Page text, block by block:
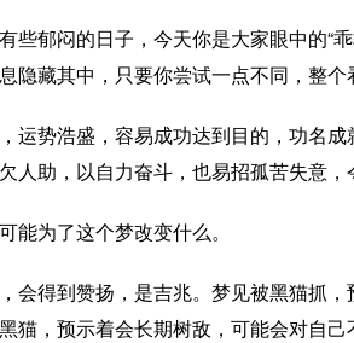
郁闷的日子，今天你是大家眼中的“乖
藏其中，只要你尝试一点不同，整个
运势浩盛，容易成功达到目的，功名
助，以自力奋斗，也易招孤苦失意，
能为了这个梦改变什么。
会得到赞扬，是吉兆。梦见被黑猫抓，
，预示着会长期树敌，可能会对自己